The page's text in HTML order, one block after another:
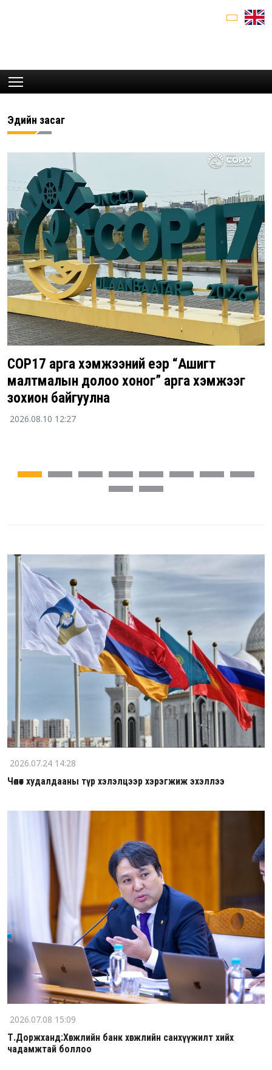
Эдийн засаг
COP17 арга хэмжээний үеэр “Ашигт
малтмалын долоо хоног” арга хэмжээг
зохион байгуулна
2026.08.10 12:27
2026.07.24 14:28
Чөлөөт худалдааны түр хэлэлцээр хэрэгжиж эхэллээ
2026.07.08 15:09
Т.Доржханд:Хөгжлийн банк хөгжлийн санхүүжилт хийх
чадамжтай боллоо